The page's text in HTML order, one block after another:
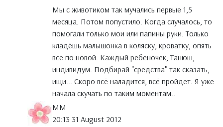
Мы с животиком так мучались первые 1,5
месяца. Потом попустило. Когда случалось, то
помогали только мои или папины руки. Только
кладёшь малышонка в коляску, кроватку, опять
всё по новой. Каждый ребёночек, Танюш,
индивидум. Подбирай "средства" так сказать,
ищи... Скоро всё наладится, всё пройдет. Я уже
начала скучать по таким моментам..
MM
20:13 31 August 2012